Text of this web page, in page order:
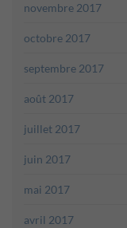
novembre 2017
octobre 2017
septembre 2017
août 2017
juillet 2017
juin 2017
mai 2017
avril 2017